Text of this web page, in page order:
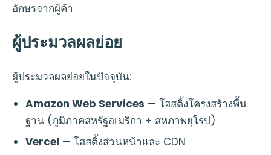
อักษรจากผู้ค้า
ผู้ประมวลผลย่อย
ผู้ประมวลผลย่อยในปัจจุบัน:
Amazon Web Services — โฮสติ้งโครงสร้างพื้น
ฐาน (ภูมิภาคสหรัฐอเมริกา + สหภาพยุโรป)
Vercel — โฮสติ้งส่วนหน้าและ CDN